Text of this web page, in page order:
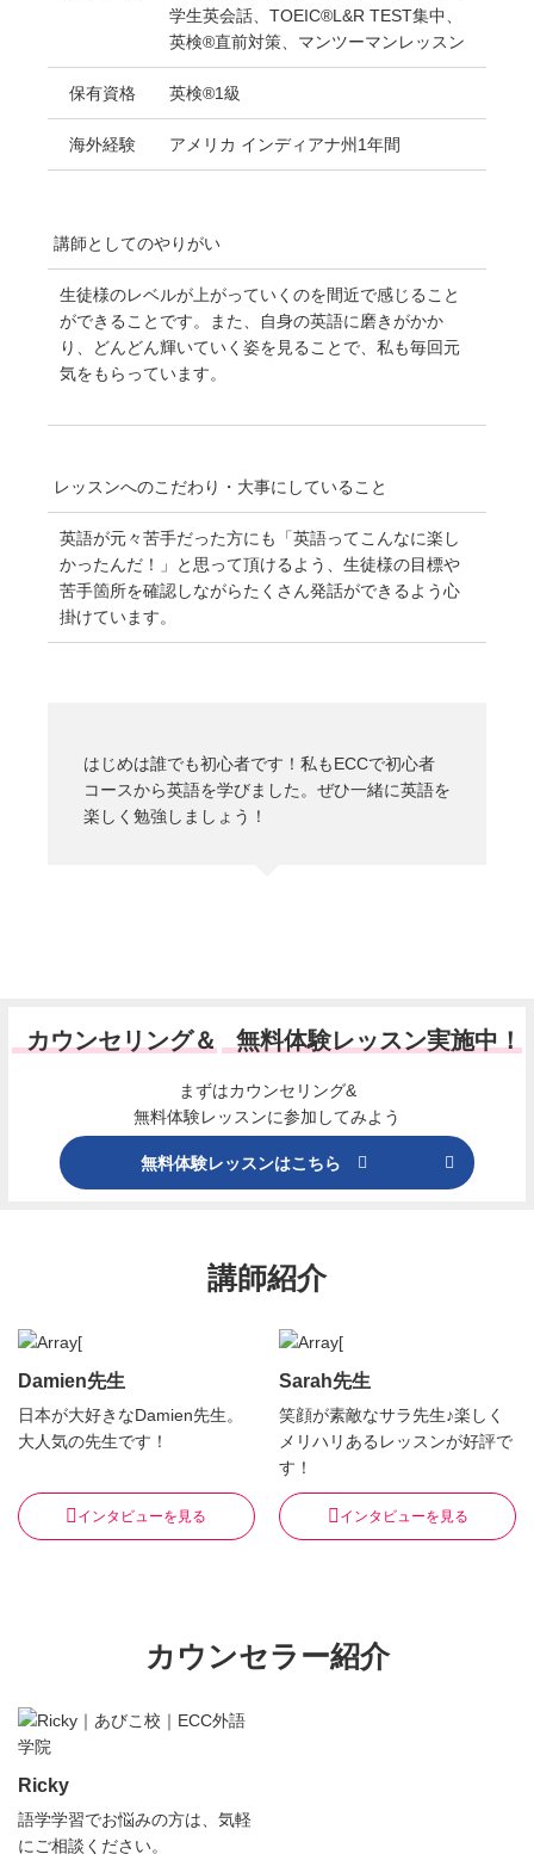
学生英会話、TOEIC®L&R TEST集中、
英検®直前対策、マンツーマンレッスン
保有資格 英検®1級
海外経験 アメリカ インディアナ州1年間
講師としてのやりがい
生徒様のレベルが上がっていくのを間近で感じること
ができることです。また、自身の英語に磨きがかか
り、どんどん輝いていく姿を見ることで、私も毎回元
気をもらっています。
レッスンへのこだわり・ 大事にしていること
英語が元々苦手だった方にも「英語ってこんなに楽し
かったんだ！」と思って頂けるよう、生徒様の目標や
苦手箇所を確認しながらたくさん発話ができるよう心
掛けています。
はじめは誰でも初心者です！私もECCで初心者
コースから英語を学びました。ぜひ一緒に英語を
楽しく勉強しましょう！
カウンセリング＆ 無料体験レッスン実施中！
まずはカウンセリング&
無料体験レッスンに参加してみよう
無料体験レッスンはこちら
講師紹介
Damien先生
日本が大好きなDamien先生。
大人気の先生です！
インタビューを見る
Sarah先生
笑顔が素敵なサラ先生♪楽しく
メリハリあるレッスンが好評で
す！
インタビューを見る
カウンセラー紹介
Ricky
語学学習でお悩みの方は、気軽
にご相談ください。